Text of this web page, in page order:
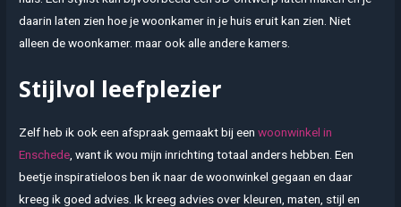
daarin laten zien hoe je woonkamer in je huis eruit kan zien. Niet
alleen de woonkamer. maar ook alle andere kamers.
Stijlvol leefplezier
Zelf heb ik ook een afspraak gemaakt bij eenwoonwinkel in
Enschede , want ik wou mijn inrichting totaal anders hebben. Een
beetje inspiratieloos ben ik naar de woonwinkel gegaan en daar
kreeg ik goed advies. Ik kreeg advies over kleuren, maten, stijl en